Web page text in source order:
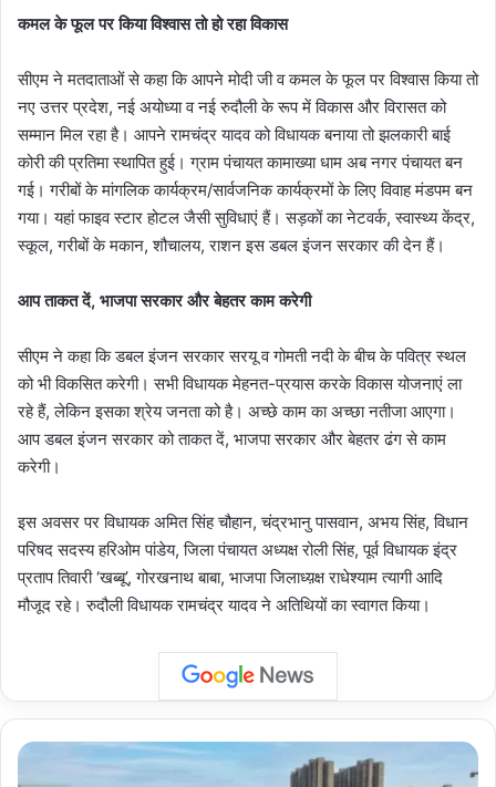
कमल के फूल पर किया विश्वास तो हो रहा विकास
सीएम ने मतदाताओं से कहा कि आपने मोदी जी व कमल के फूल पर विश्वास किया तो
नए उत्तर प्रदेश, नई अयोध्या व नई रुदौली के रूप में विकास और विरासत को
सम्मान मिल रहा है। आपने रामचंद्र यादव को विधायक बनाया तो झलकारी बाई
कोरी की प्रतिमा स्थापित हुई। ग्राम पंचायत कामाख्या धाम अब नगर पंचायत बन
गई। गरीबों के मांगलिक कार्यक्रम/सार्वजनिक कार्यक्रमों के लिए विवाह मंडपम बन
गया। यहां फाइव स्टार होटल जैसी सुविधाएं हैं। सड़कों का नेटवर्क, स्वास्थ्य केंद्र,
स्कूल, गरीबों के मकान, शौचालय, राशन इस डबल इंजन सरकार की देन हैं।
आप ताकत दें, भाजपा सरकार और बेहतर काम करेगी
सीएम ने कहा कि डबल इंजन सरकार सरयू व गोमती नदी के बीच के पवित्र स्थल
को भी विकसित करेगी। सभी विधायक मेहनत-प्रयास करके विकास योजनाएं ला
रहे हैं, लेकिन इसका श्रेय जनता को है। अच्छे काम का अच्छा नतीजा आएगा।
आप डबल इंजन सरकार को ताकत दें, भाजपा सरकार और बेहतर ढंग से काम
करेगी।
इस अवसर पर विधायक अमित सिंह चौहान, चंद्रभानु पासवान, अभय सिंह, विधान
परिषद सदस्य हरिओम पांडेय, जिला पंचायत अध्यक्ष रोली सिंह, पूर्व विधायक इंद्र
प्रताप तिवारी ‘खब्बू’, गोरखनाथ बाबा, भाजपा जिलाध्य़क्ष राधेश्याम त्यागी आदि
मौजूद रहे। रुदौली विधायक रामचंद्र यादव ने अतिथियों का स्वागत किया।
Noida
Development: